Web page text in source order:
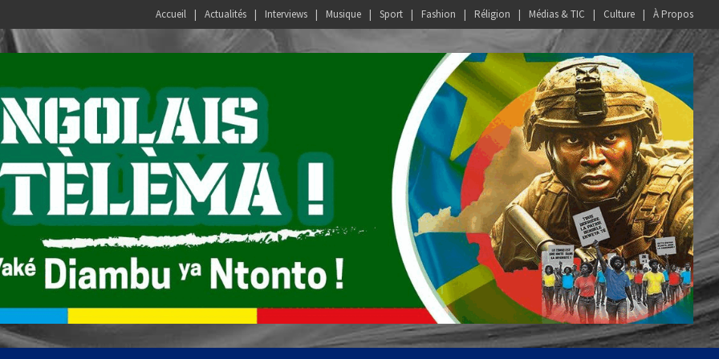
Accueil Actualités Interviews Musique Sport Fashion Réligion Médias & TIC Culture À Propos